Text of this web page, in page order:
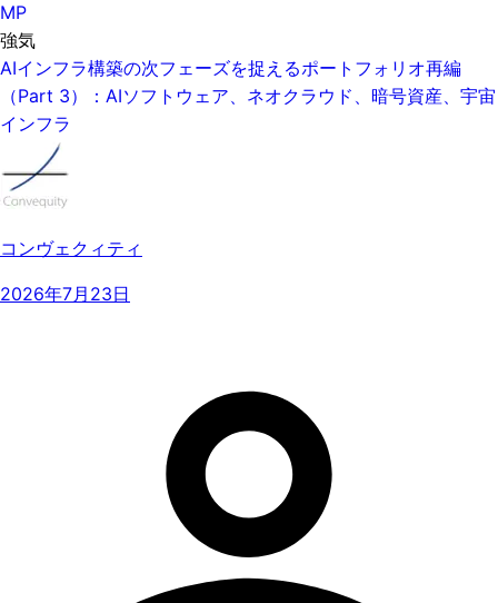
MP
強気
AIインフラ構築の次フェーズを捉えるポートフォリオ再編
（Part 3）：AIソフトウェア、ネオクラウド、暗号資産、宇宙
インフラ
コンヴェクィティ
2026年7月23日